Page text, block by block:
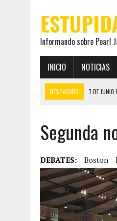
Informando sobre Pearl
INICIO NOTICIAS
DESTACADO 7 DE
19 DE MAYO DE 2026
EL
12 DE MAYO DE 2026
28 DE JULIO DE 2026
Segunda
DEBATES: Boston